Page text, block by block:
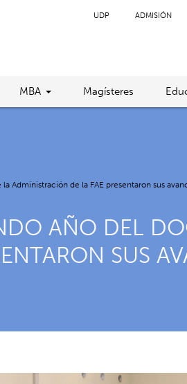
UDP ADMISIÓN
MBA Magísteres
Administración de la FAE presentaron sus
AÑO DEL
SUS